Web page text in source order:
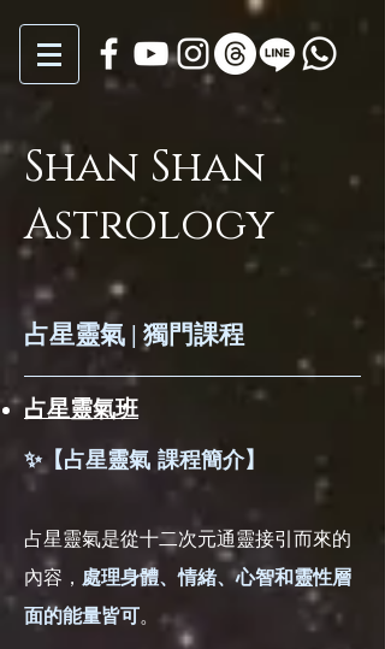
Shan Shan
Astrology
占星靈氣 | 獨門課程
​占星靈氣班
✨【占星靈氣 課程簡介】
占星靈氣是從十二次元通靈接引而來的
內容， 處理身體、情緒、心智和靈性層
面的能量皆可。